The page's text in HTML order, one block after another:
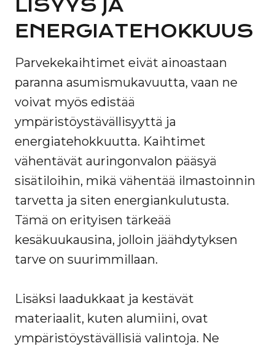
LISYYS JA
ENERGIATEHOKKUUS
Parvekekaihtimet eivät ainoastaan
paranna asumismukavuutta, vaan ne
voivat myös edistää
ympäristöystävällisyyttä ja
energiatehokkuutta. Kaihtimet
vähentävät auringonvalon pääsyä
sisätiloihin, mikä vähentää ilmastoinnin
tarvetta ja siten energiankulutusta.
Tämä on erityisen tärkeää
kesäkuukausina, jolloin jäähdytyksen
tarve on suurimmillaan.
Lisäksi laadukkaat ja kestävät
materiaalit, kuten alumiini, ovat
ympäristöystävällisiä valintoja. Ne